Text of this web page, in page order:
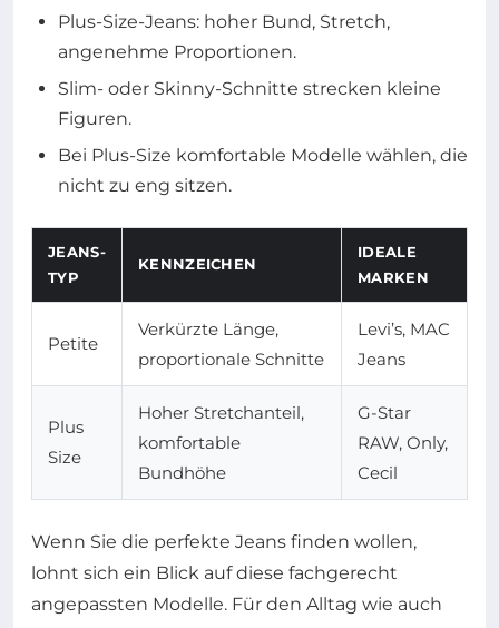
Plus-Size-Jeans: hoher Bund, Stretch,
angenehme Proportionen.
Slim- oder Skinny-Schnitte strecken kleine
Figuren.
Bei Plus-Size komfortable Modelle wählen, die
nicht zu eng sitzen.
JEANS-
TYP
KENNZEICHEN
IDEALE
MARKEN
Petite
Verkürzte Länge,
proportionale Schnitte
Levi’s, MAC
Jeans
Plus
Size
Hoher Stretchanteil,
komfortable
Bundhöhe
G-Star
RAW, Only,
Cecil
Wenn Sie die perfekte Jeans finden wollen,
lohnt sich ein Blick auf diese fachgerecht
angepassten Modelle. Für den Alltag wie auch